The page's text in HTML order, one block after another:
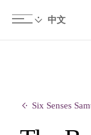
Six Senses